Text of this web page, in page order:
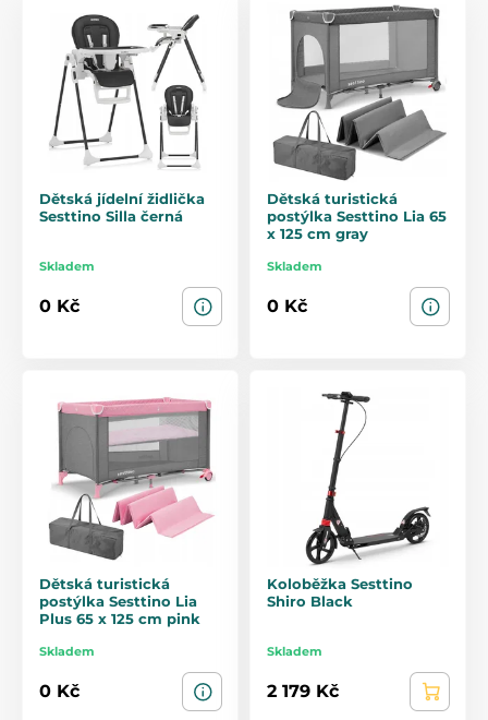
Dětská jídelní židlička
Sesttino Silla černá
Skladem
0 Kč
Dětská turistická
postýlka Sesttino Lia 65
x 125 cm gray
Skladem
0 Kč
Dětská turistická
postýlka Sesttino Lia
Plus 65 x 125 cm pink
Skladem
0 Kč
Koloběžka Sesttino
Shiro Black
Skladem
2 179 Kč